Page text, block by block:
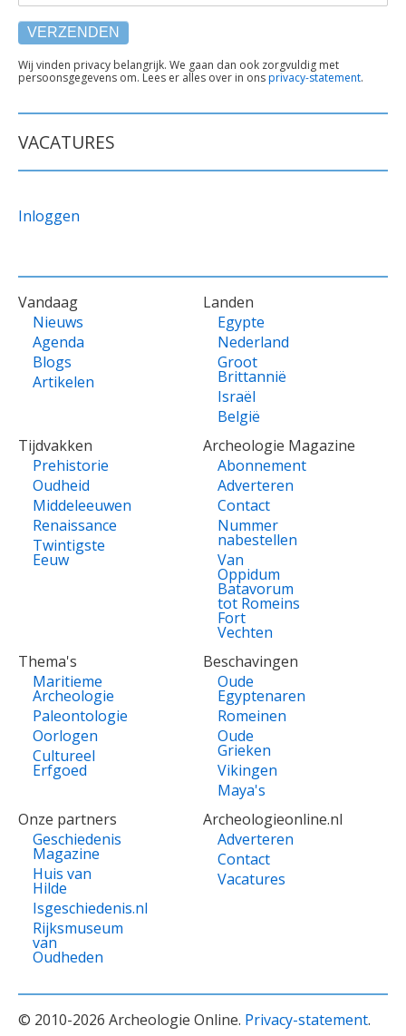
TEKST
ONDER
Wij vinden privacy belangrijk. We gaan dan ook zorgvuldig met
persoonsgegevens om. Lees er alles over in onsprivacy-statement.
VACATURES
Inloggen
VOET
Vandaag
Nieuws
Agenda
Blogs
Artikelen
Landen
Egypte
Nederland
Groot
Brittannië
Israël
België
Tijdvakken
Prehistorie
Oudheid
Middeleeuwen
Renaissance
Twintigste
Eeuw
Archeologie Magazine
Abonnement
Adverteren
Contact
Nummer
nabestellen
Van
Oppidum
Batavorum
tot Romeins
Fort
Vechten
Thema's
Maritieme
Archeologie
Paleontologie
Oorlogen
Cultureel
Erfgoed
Beschavingen
Oude
Egyptenaren
Romeinen
Oude
Grieken
Vikingen
Maya's
Onze partners
Geschiedenis
Magazine
Huis van
Hilde
Isgeschiedenis.nl
Rijksmuseum
van
Oudheden
Archeologieonline.nl
Adverteren
Contact
Vacatures
© 2010-2026 Archeologie Online. Privacy-statement.